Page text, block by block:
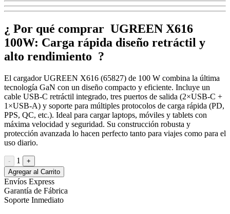
¿ Por qué comprar UGREEN X616
100W: Carga rápida diseño retráctil y
alto rendimiento ?
El cargador UGREEN X616 (65827) de 100 W combina la última
tecnología GaN con un diseño compacto y eficiente. Incluye un
cable USB-C retráctil integrado, tres puertos de salida (2×USB-C +
1×USB-A) y soporte para múltiples protocolos de carga rápida (PD,
PPS, QC, etc.). Ideal para cargar laptops, móviles y tablets con
máxima velocidad y seguridad. Su construcción robusta y
protección avanzada lo hacen perfecto tanto para viajes como para el
uso diario.
- 1
+
Agregar al Carrito
Envíos Express
Garantía de Fábrica
Soporte Inmediato